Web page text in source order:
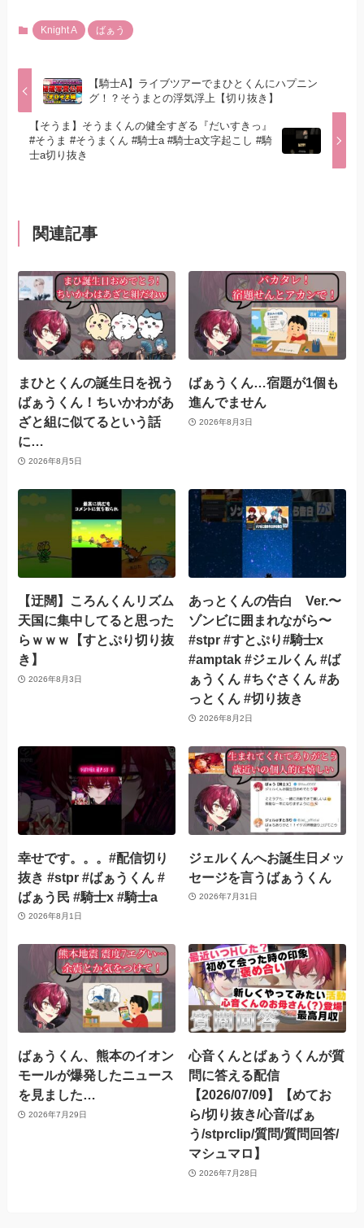
Knight A ばぁう
【騎士A】ライブツアーでまひとくんにハプニン
グ！？そうまとの浮気浮上【切り抜き】
【そうま】そうまくんの健全すぎる『だいすきっ』
#そうま #そうまくん #騎士a #騎士a文字起こし #騎
士a切り抜き
関連記事
まひとくんの誕生日を祝う
ばぁうくん！ちいかわがあ
ざと組に似てるという話
に…
2026年8月5日
ばぁうくん…宿題が1個も
進んでません
2026年8月3日
【迂闊】ころんくんリズム
天国に集中してると思った
らｗｗｗ【すとぷり切り抜
き】
2026年8月3日
あっとくんの告白 Ver.〜
ゾンビに囲まれながら〜
#stpr #すとぷり#騎士x
#amptak #ジェルくん #ば
ぁうくん #ちぐさくん #あ
っとくん #切り抜き
2026年8月2日
幸せです。。。#配信切り
抜き #stpr #ばぁうくん #
ばぁう民 #騎士x #騎士a
2026年8月1日
ジェルくんへお誕生日メッ
セージを言うばぁうくん
2026年7月31日
ばぁうくん、熊本のイオン
モールが爆発したニュース
を見ました…
2026年7月29日
心音くんとばぁうくんが質
問に答える配信
【2026/07/09】【めてお
ら/切り抜き/心音/ばぁ
う/stprclip/質問/質問回答/
マシュマロ】
2026年7月28日